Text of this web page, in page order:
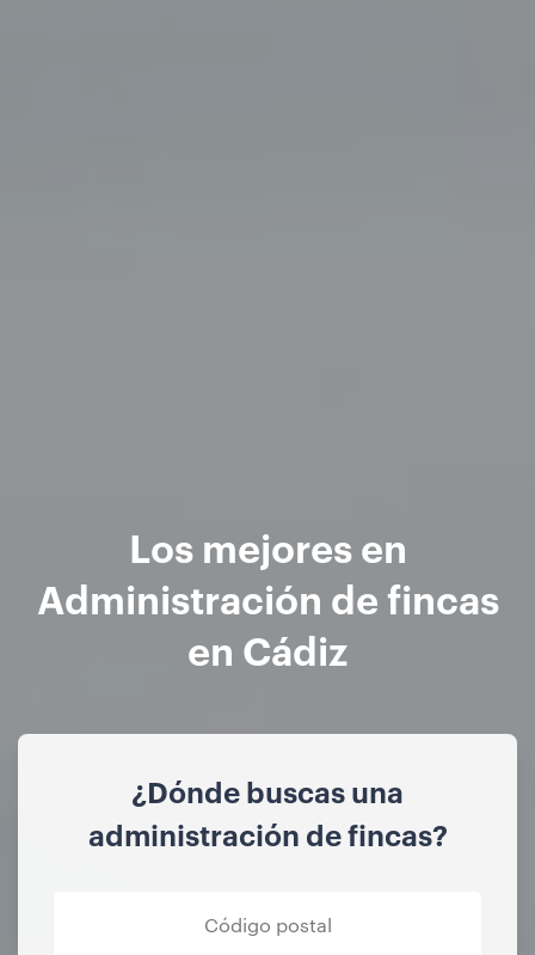
Los mejores en
Administración de fincas
en Cádiz
¿Dónde buscas una
administración de fincas?